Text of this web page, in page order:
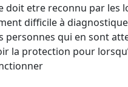
doit etre reconnu par les
difficile à
personnes qui en sont
la protection pour